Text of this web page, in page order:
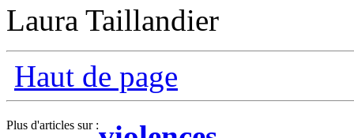
Laura Taillandier
Haut de page
Plus d'articles sur :